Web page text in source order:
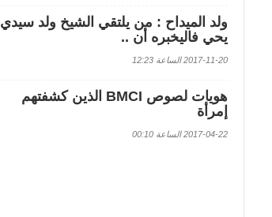
ولد الميداح : من يلتقي الشيخ ولد سيدي
يحي فاليخبره أن ..
2017-11-20 الساعة 12:23
هويات لصوص BMCI الذين كشفتهم
إمرأة
2017-04-22 الساعة 00:10